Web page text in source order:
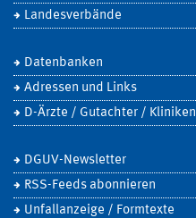
Landesverbände
Datenbanken
Adressen und Links
D-Ärzte / Gutachter / Kliniken
DGUV-Newsletter
RSS-Feeds abonnieren
Unfallanzeige / Formtexte